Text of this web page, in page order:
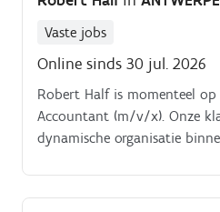
Vaste jobs
Online sinds 30 jul. 2026
Robert Half is momenteel
Accountant (m/v/x). Onze
dynamische organisatie